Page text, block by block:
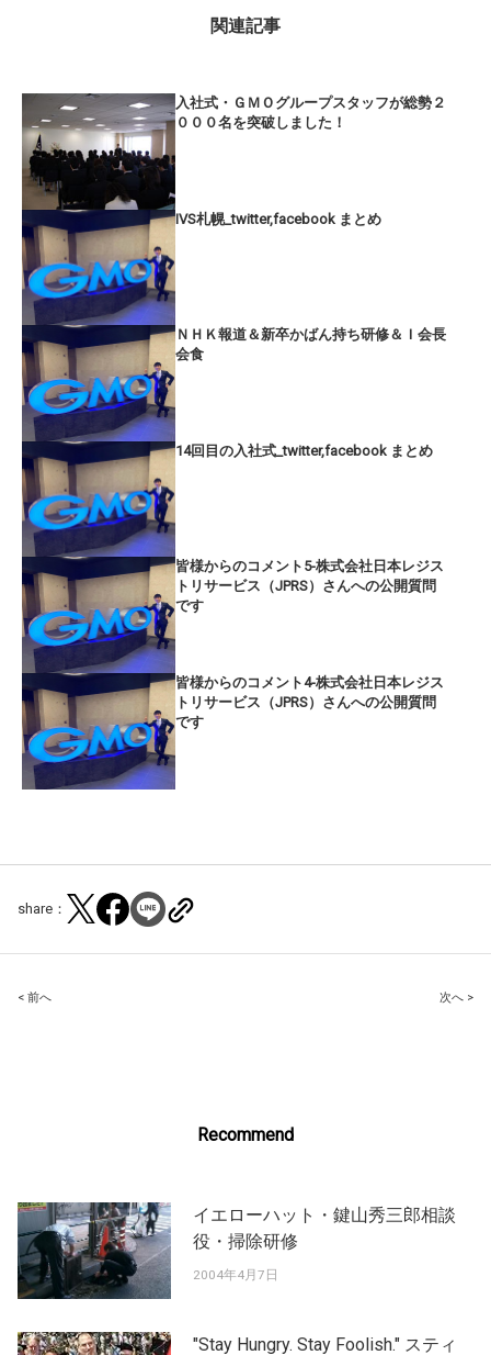
関連記事
入社式・ＧＭＯグループスタッフが総勢２
０００名を突破しました！
IVS札幌_twitter,facebook まとめ
ＮＨＫ報道＆新卒かばん持ち研修＆Ｉ会長
会食
14回目の入社式_twitter,facebook まとめ
皆様からのコメント5-株式会社日本レジス
トリサービス（JPRS）さんへの公開質問
です
皆様からのコメント4-株式会社日本レジス
トリサービス（JPRS）さんへの公開質問
です
share：
Post
< 前へ 次へ >
Recommend
イエローハット・鍵山秀三郎相談
役・掃除研修
2004年4月7日
"Stay Hungry. Stay Foolish." スティ